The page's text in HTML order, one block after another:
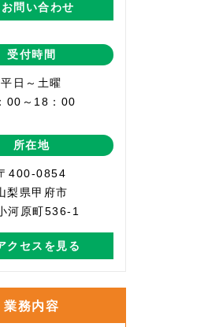
お問い合わせ
受付時間
平日～土曜
00～18：00
所在地
400-0854
梨県甲府市
河原町536-1
クセスを見る
業務内容